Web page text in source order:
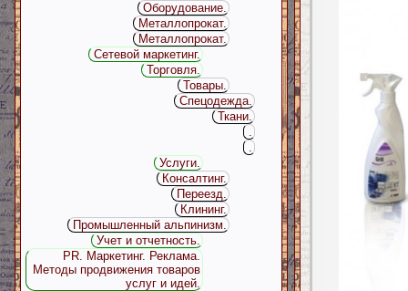
Оборудование.
Металлопрокат.
Металлопрокат.
Сетевой маркетинг.
Торговля.
Товары.
Спецодежда.
Ткани.
.
.
Услуги.
Консалтинг.
Переезд.
Клининг.
Промышленный альпинизм.
Учет и отчетность.
PR. Маркетинг. Реклама.
Методы продвижения товаров
услуг и идей.